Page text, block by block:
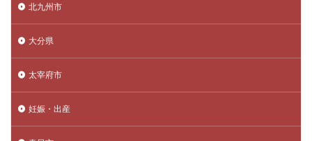
北九州市
大分県
太宰府市
妊娠・出産